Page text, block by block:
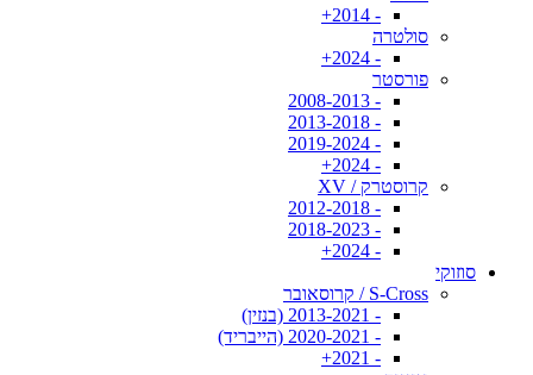
- 2014+
סולטרה
- 2024+
פורסטר
- 2008-2013
- 2013-2018
- 2019-2024
- 2024+
קרוסטרק / XV
- 2012-2018
- 2018-2023
- 2024+
סוזוקי
S-Cross / קרוסאובר
- 2013-2021 (בנזין)
- 2020-2021 (הייבריד)
- 2021+